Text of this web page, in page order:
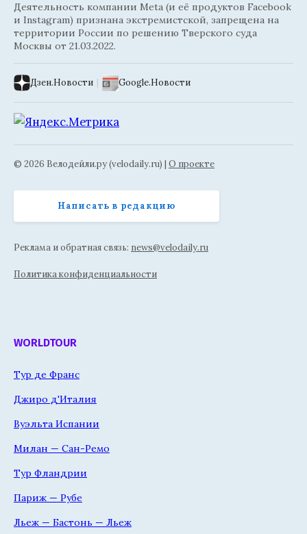
Деятельность компании Meta (и её продуктов Facebook
и Instagram) признана экстремистской, запрещена на
территории России по решению Тверского суда
Москвы от 21.03.2022.
Дзен.Новости | Google.Новости
© 2026 Велодейли.ру (velodaily.ru) | О проекте
Написать в редакцию
Реклама и обратная связь: news@velodaily.ru
Политика конфиденциальности
WORLDTOUR
Тур де Франс
Джиро д'Италия
Вуэльта Испании
Милан — Сан-Ремо
Тур Фландрии
Париж — Рубе
Льеж — Бастонь — Льеж